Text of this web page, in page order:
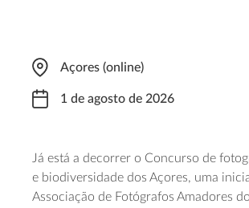
Açores (online)
1 de agosto de 2026
Já está a decorrer o Concurso de
e biodiversidade dos Açores, uma
Associação de Fotógrafos Amadores